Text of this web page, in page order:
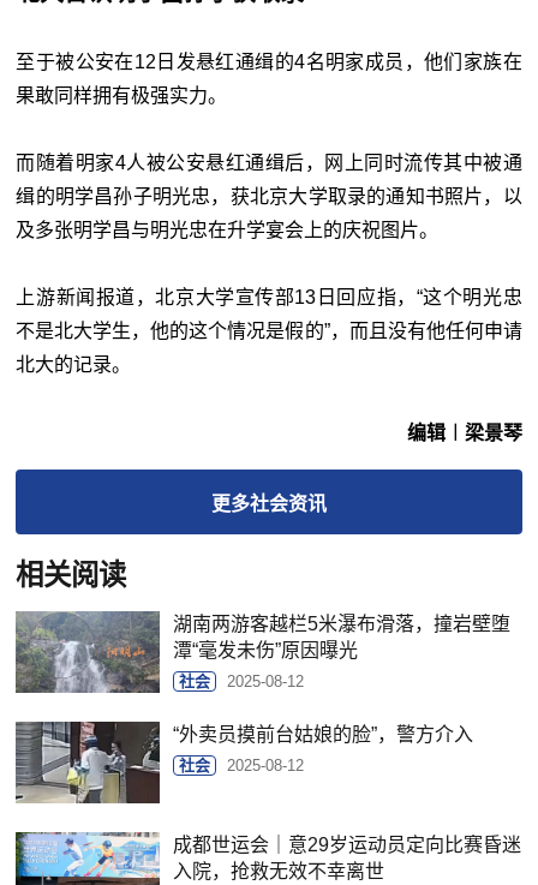
至于被公安在12日发悬红通缉的4名明家成员，他们家族在
果敢同样拥有极强实力。
而随着明家4人被公安悬红通缉后，网上同时流传其中被通
缉的明学昌孙子明光忠，获北京大学取录的通知书照片，以
及多张明学昌与明光忠在升学宴会上的庆祝图片。
上游新闻报道，北京大学宣传部13日回应指，“这个明光忠
不是北大学生，他的这个情况是假的”，而且没有他任何申请
北大的记录。
编辑︱梁景琴
更多社会资讯
相关阅读
湖南两游客越栏5米瀑布滑落，撞岩壁堕
潭“毫发未伤”原因曝光
社会 2025-08-12
“外卖员摸前台姑娘的脸”，警方介入
社会 2025-08-12
成都世运会｜意29岁运动员定向比赛昏迷
入院，抢救无效不幸离世